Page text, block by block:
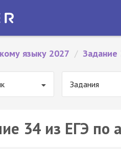
языку 2027 / Задание
Задания
34 из ЕГЭ по